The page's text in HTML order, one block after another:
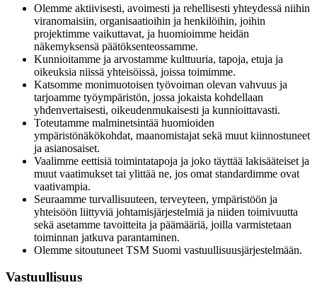
Olemme aktiivisesti, avoimesti ja rehellisesti yhteydessä niihin
viranomaisiin, organisaatioihin ja henkilöihin, joihin
projektimme vaikuttavat, ja huomioimme heidän
näkemyksensä päätöksenteossamme.
Kunnioitamme ja arvostamme kulttuuria, tapoja, etuja ja
oikeuksia niissä yhteisöissä, joissa toimimme.
Katsomme monimuotoisen työvoiman olevan vahvuus ja
tarjoamme työympäristön, jossa jokaista kohdellaan
yhdenvertaisesti, oikeudenmukaisesti ja kunnioittavasti.
Toteutamme malminetsintää huomioiden
ympäristönäkökohdat, maanomistajat sekä muut kiinnostuneet
ja asianosaiset.
Vaalimme eettisiä toimintatapoja ja joko täyttää lakisääteiset ja
muut vaatimukset tai ylittää ne, jos omat standardimme ovat
vaativampia.
Seuraamme turvallisuuteen, terveyteen, ympäristöön ja
yhteisöön liittyviä johtamisjärjestelmiä ja niiden toimivuutta
sekä asetamme tavoitteita ja päämääriä, joilla varmistetaan
toiminnan jatkuva parantaminen.
Olemme sitoutuneet TSM Suomi vastuullisuusjärjestelmään.
Vastuullisuus